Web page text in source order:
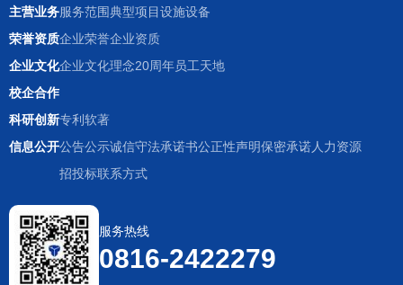
主营业务服务范围典型项目设施设备
荣誉资质企业荣誉企业资质
企业文化企业文化理念20周年员工天地
校企合作
科研创新专利 软著
信息公开公告公示诚信守法承诺书公正性声明保密承诺人力资源
招投标联系方式
服务热线
0816-2422279